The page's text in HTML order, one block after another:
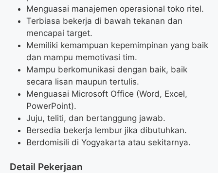
Menguasai manajemen operasional toko ritel.
Terbiasa bekerja di bawah tekanan dan
mencapai target.
Memiliki kemampuan kepemimpinan yang baik
dan mampu memotivasi tim.
Mampu berkomunikasi dengan baik, baik
secara lisan maupun tertulis.
Menguasai Microsoft Office (Word, Excel,
PowerPoint).
Juju, teliti, dan bertanggung jawab.
Bersedia bekerja lembur jika dibutuhkan.
Berdomisili di Yogyakarta atau sekitarnya.
Detail Pekerjaan